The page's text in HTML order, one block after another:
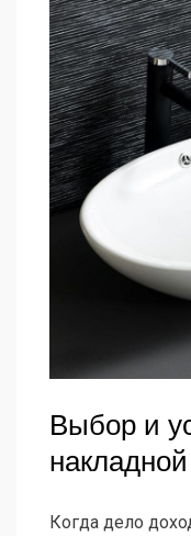
Выбор и
Когда дело